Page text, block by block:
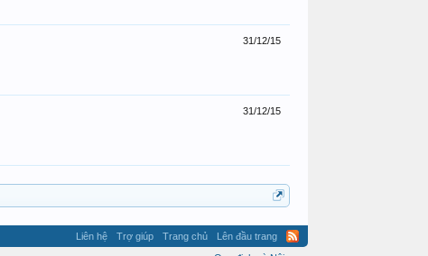
31/12/15
31/12/15
Liên hệ Trợ giúp Trang chủ
Lên đầu trang